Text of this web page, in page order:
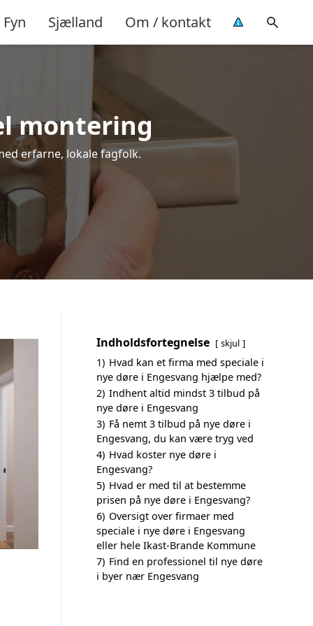
Fyn Sjælland Om / kontakt
montering
erfarne, lokale fagfolk.
Indholdsfortegnelse skjul
1) Hvad kan et firma med speciale i
nye døre i Engesvang hjælpe med?
2) Indhent altid mindst 3 tilbud på
nye døre i Engesvang
3) Få nemt 3 tilbud på nye døre i
Engesvang, du kan være tryg ved
4) Hvad koster nye døre i
Engesvang?
5) Hvad er med til at bestemme
prisen på nye døre i Engesvang?
6) Oversigt over firmaer med
speciale i nye døre i Engesvang
eller hele Ikast-Brande Kommune
7) Find en professionel til nye døre
i byer nær Engesvang